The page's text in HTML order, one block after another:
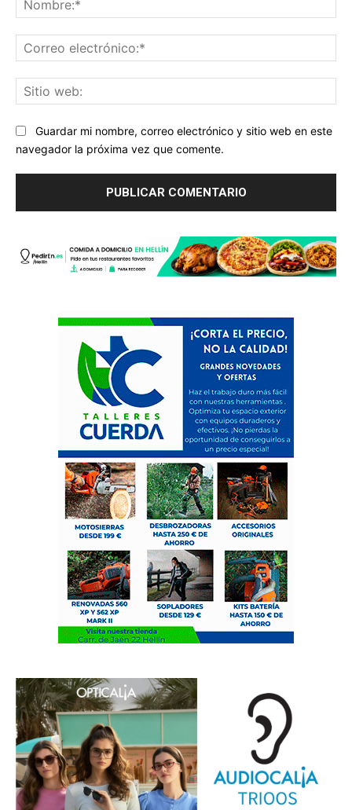
Guardar mi nombre, correo electrónico y sitio web en este
navegador la próxima vez que comente.